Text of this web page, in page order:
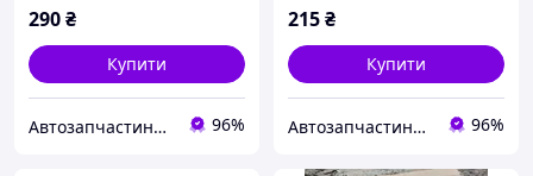
2110, 2111, 2112, 2170,
Пріора
290₴
Купити
Автозапчастини adamcompani 96%
зразка), (п'ятак 1,5мм)
215₴
Купити
Автозапчастини adamcompani 96%